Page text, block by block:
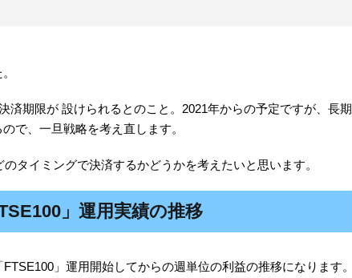
済期限が 設けられるとのこと。2021年からの予定ですが、長期
で、一旦戦略を考え直します。
タイミングで決済するかどうかを考えたいと思います。
」運用実績の推移
」運用開始してからの週単位の利益の推移になります。